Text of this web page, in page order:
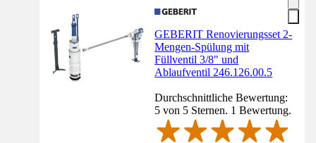
GEBERIT Renovierungsset 2-
Mengen-Spülung mit
Füllventil 3/8" und
Ablaufventil 246.126.00.5
Durchschnittliche Bewertung:
5 von 5 Sternen. 1 Bewertung.